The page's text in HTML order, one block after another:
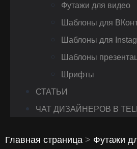
Футажи для видео
Шаблоны для
Шаблоны для
Шаблоны
Шрифты
СТАТЬИ
ЧАТ ДИЗАЙНЕРОВ В
Главная страница > Футажи